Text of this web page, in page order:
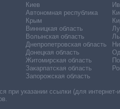
Киев
Автономная республика
Крым
Винницкая область
Волынская область
Днепропетровская область
Донецкая область
Житомирская область
Закарпатская область
Запорожская область
указании ссылки (для